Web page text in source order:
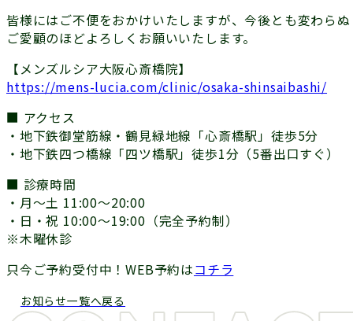
皆様にはご不便をおかけいたしますが、今後とも変わらぬ
ご愛顧のほどよろしくお願いいたします。
【メンズルシア大阪心斎橋院】
https://mens-lucia.com/clinic/osaka-shinsaibashi/
■ アクセス
・地下鉄御堂筋線・鶴見緑地線「心斎橋駅」徒歩5分
・地下鉄四つ橋線「四ツ橋駅」徒歩1分（5番出口すぐ）
■ 診療時間
・月〜土 11:00～20:00
・日・祝 10:00～19:00（完全予約制）
※木曜休診
只今ご予約受付中！WEB予約はコチラ
お知らせ一覧へ戻る